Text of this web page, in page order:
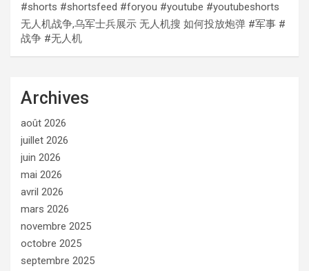
#shorts #shortsfeed #foryou #youtube #youtubeshorts
无人机战争,乌军士兵展示 无人机搜 如何投放炮弹 #军事 #
战争 #无人机
Archives
août 2026
juillet 2026
juin 2026
mai 2026
avril 2026
mars 2026
novembre 2025
octobre 2025
septembre 2025